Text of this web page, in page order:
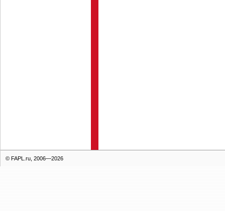
© FAPL.ru, 2006—2026